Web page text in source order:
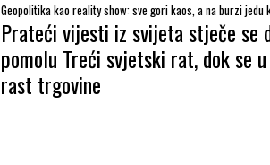
Geopolitika kao reality show: sve gori kaos, a na burzi jedu
Prateći vijesti iz svijeta stječe se
pomolu Treći svjetski rat, dok se
rast trgovine